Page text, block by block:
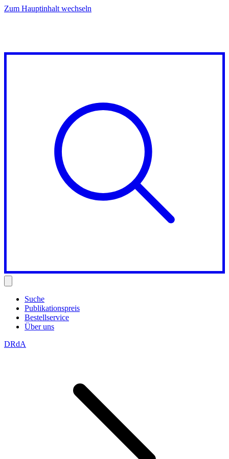
Zum Hauptinhalt wechseln
Suche
Publikationspreis
Bestellservice
Über uns
DRdA